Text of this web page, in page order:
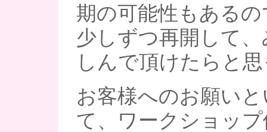
期の可能性もある
少しずつ再開して
しんで頂けたらと
お客様へのお願い
て、ワークショッ